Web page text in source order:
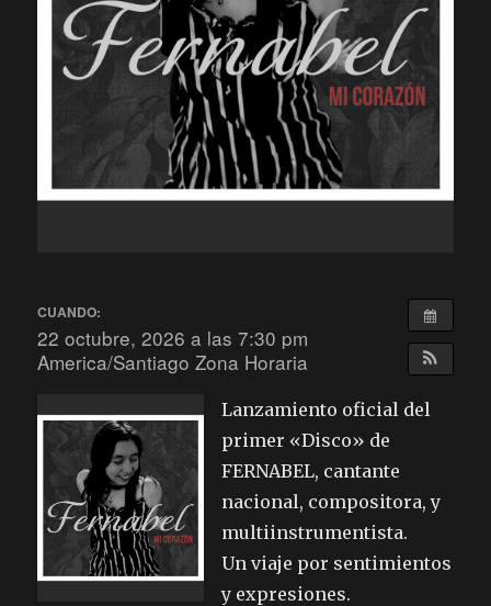
CUANDO:
22 octubre, 2026 a las 7:30 pm
America/Santiago Zona Horaria
Lanzamiento oficial del
primer «Disco» de
FERNABEL, cantante
nacional, compositora, y
multiinstrumentista.
Un viaje por sentimientos
y expresiones.